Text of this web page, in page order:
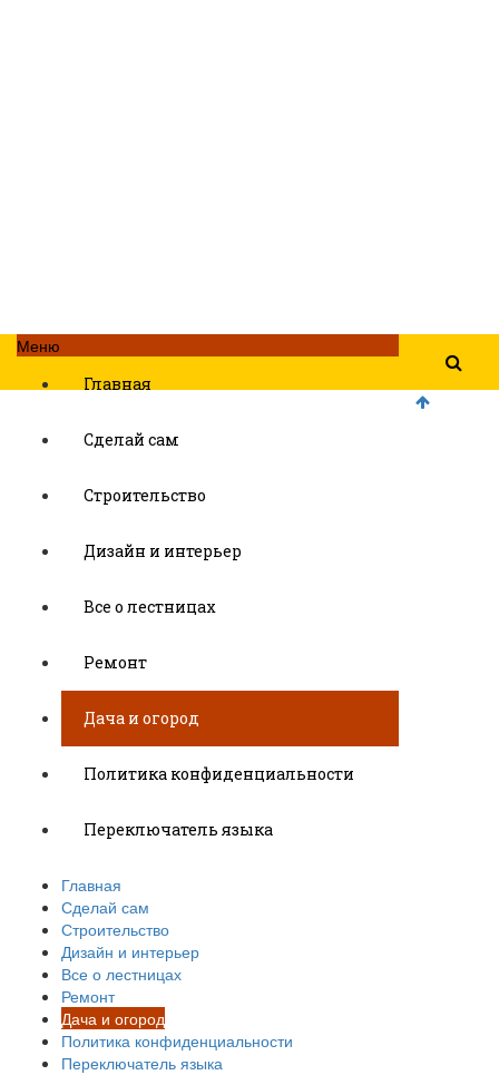
Меню
Главная
Сделай сам
Строительство
Дизайн и интерьер
Все о лестницах
Ремонт
Дача и огород
Политика конфиденциальности
Переключатель языка
Главная
Сделай сам
Строительство
Дизайн и интерьер
Все о лестницах
Ремонт
Дача и огород
Политика конфиденциальности
Переключатель языка